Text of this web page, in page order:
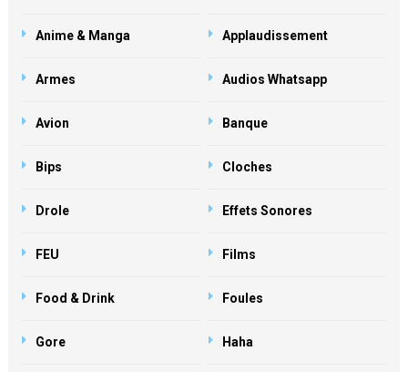
Anime & Manga Applaudissement
Armes Audios Whatsapp
Avion Banque
Bips Cloches
Drole Effets Sonores
FEU Films
Food & Drink Foules
Gore Haha